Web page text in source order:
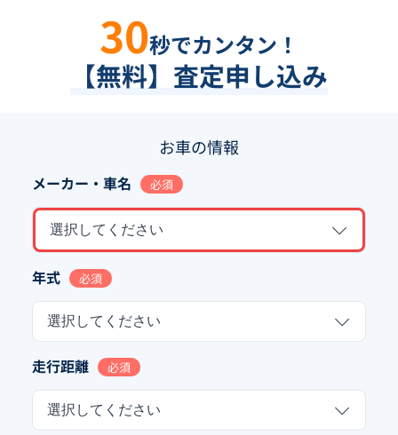
30秒でカンタン！
【無料】査定申し込み
お車の情報
メーカー・車名 必須
選択してください
年式 必須
選択してください
走行距離 必須
選択してください